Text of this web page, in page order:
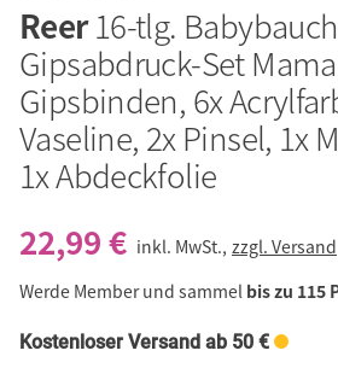
Reer16-tlg.
Gipsabdruck-Set
Gipsbinden, 6x
Vaseline, 2x Pinsel, 1x
1x Abdeckfolie
22,99 € inkl. MwSt., zzgl. Versand
Werde Member und sammel bis zu 115
Kostenloser Versand ab 50 €